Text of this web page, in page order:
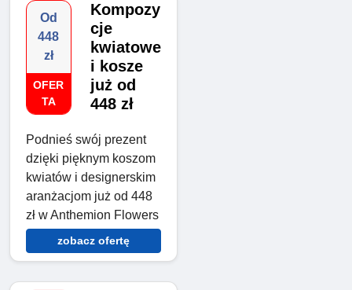
Od
448
zł
OFER
TA
Kompozy
cje
kwiatowe
i kosze
już od
448 zł
Podnieś swój prezent
dzięki pięknym koszom
kwiatów i designerskim
aranżacjom już od 448
zł w Anthemion Flowers
zobacz ofertę